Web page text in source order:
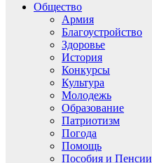
Общество
Армия
Благоустройство
Здоровье
История
Конкурсы
Культура
Молодежь
Образование
Патриотизм
Погода
Помощь
Пособия и Пенсии